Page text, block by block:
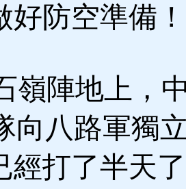
好防空準備
陣地上，
向八路軍獨
經打了半天